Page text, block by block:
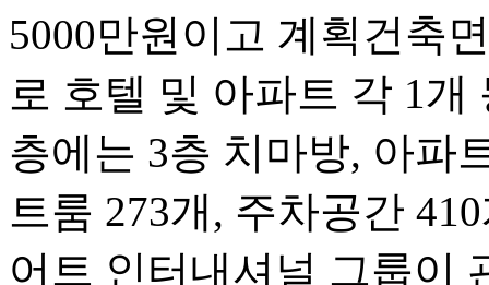
5000만원이고 계획건축
로 호텔 및 아파트 각 1
층에는 3층 치마방, 아파
트룸 273개, 주차공간
어트 인터내셔널 그룹이